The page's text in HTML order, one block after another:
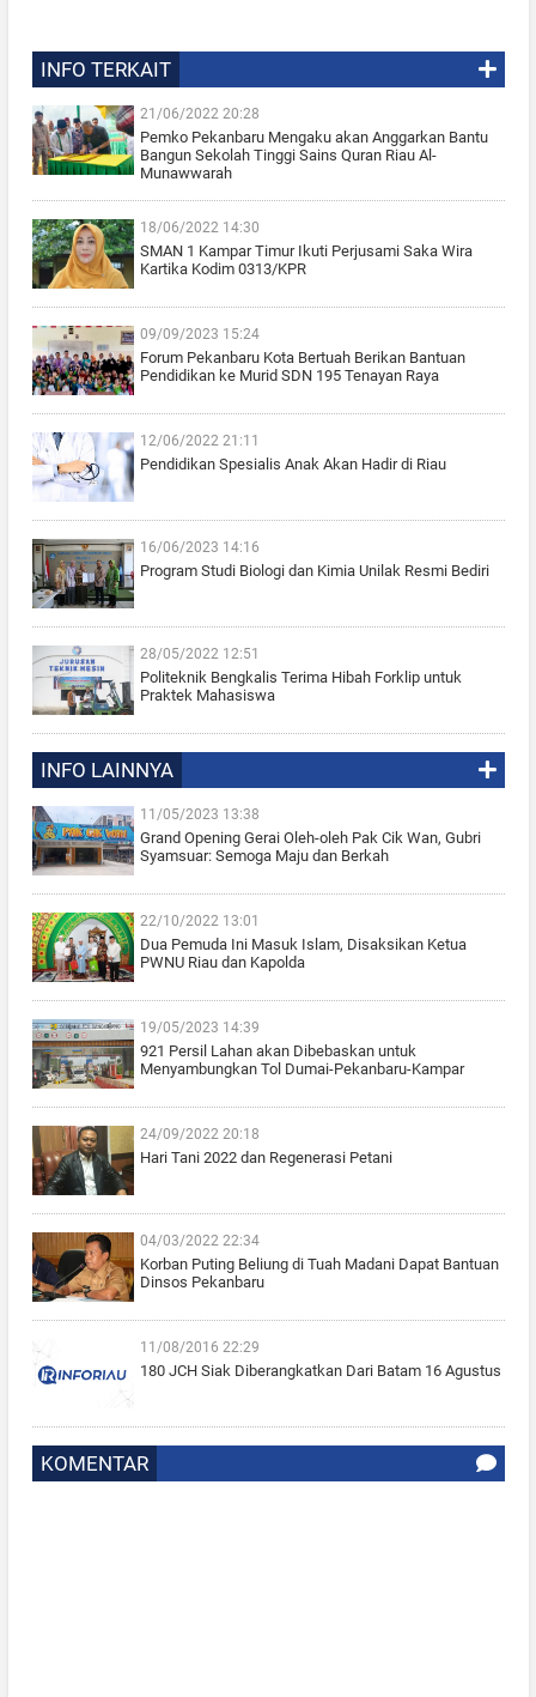
INFO TERKAIT
21/06/2022 20:28
Pemko Pekanbaru Mengaku akan Anggarkan Bantu
Bangun Sekolah Tinggi Sains Quran Riau Al-
Munawwarah
18/06/2022 14:30
SMAN 1 Kampar Timur Ikuti Perjusami Saka Wira
Kartika Kodim 0313/KPR
09/09/2023 15:24
Forum Pekanbaru Kota Bertuah Berikan Bantuan
Pendidikan ke Murid SDN 195 Tenayan Raya
12/06/2022 21:11
Pendidikan Spesialis Anak Akan Hadir di Riau
16/06/2023 14:16
Program Studi Biologi dan Kimia Unilak Resmi Bediri
28/05/2022 12:51
Politeknik Bengkalis Terima Hibah Forklip untuk
Praktek Mahasiswa
INFO LAINNYA
11/05/2023 13:38
Grand Opening Gerai Oleh-oleh Pak Cik Wan, Gubri
Syamsuar: Semoga Maju dan Berkah
22/10/2022 13:01
Dua Pemuda Ini Masuk Islam, Disaksikan Ketua
PWNU Riau dan Kapolda
19/05/2023 14:39
921 Persil Lahan akan Dibebaskan untuk
Menyambungkan Tol Dumai-Pekanbaru-Kampar
24/09/2022 20:18
Hari Tani 2022 dan Regenerasi Petani
04/03/2022 22:34
Korban Puting Beliung di Tuah Madani Dapat Bantuan
Dinsos Pekanbaru
11/08/2016 22:29
180 JCH Siak Diberangkatkan Dari Batam 16 Agustus
KOMENTAR